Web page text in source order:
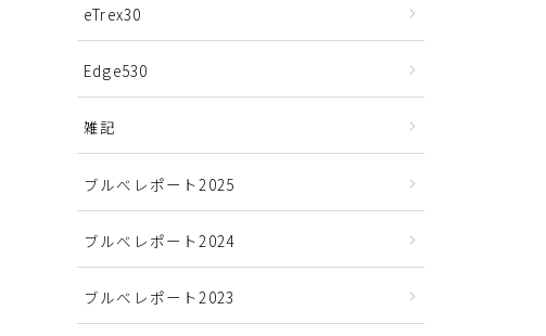
eTrex30
Edge530
雑記
ブルべレポート2025
ブルべレポート2024
ブルべレポート2023